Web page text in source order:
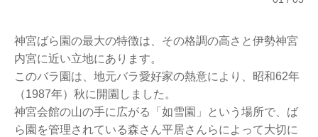
神宮ばら園の最大の特徴は、その格調の高さと伊勢神宮
内宮に近い立地にあります。
このバラ園は、地元バラ愛好家の熱意により、昭和62年
（1987年）秋に開園しました。
神宮会館の山の手に広がる「如雪園」という場所で、ば
ら園を管理されている森さん平居さんらによって大切に